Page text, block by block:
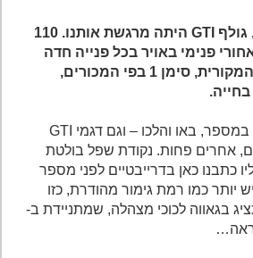
פעם – וזה היה מזמן, גולף GTI היתה מרגשת אותנו. 110
אחורי פנימי באויר בכל פנייה חדה
ומאתגרת. גולף GTI המקורית, סימן 1 בפי המכורים,
דורות של גולף, שבעה במספר, באו והלכו – וגם דגמי GTI
אחרים פחות. נקודת שפל בולטת
כתבנו כאן בדרייבטיים לפני מספר
כמו רמת גימור מהודרת, כזו
בגאווה לכוכי מצהלה, שמתניידת ב-